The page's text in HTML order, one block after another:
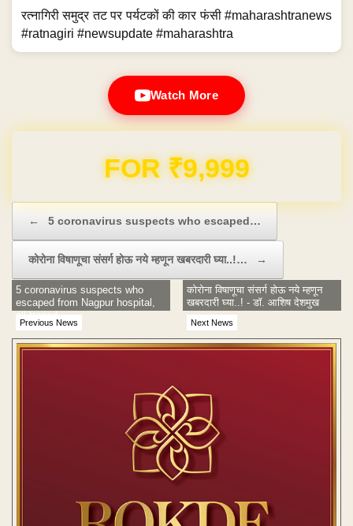
रत्नागिरी समुद्र तट पर पर्यटकों की कार फंसी #maharashtranews
#ratnagiri #newsupdate #maharashtra
Watch More
Domain & Hosting FREE for 1 Year
← 5 coronavirus suspects who escaped…
कोरोना विषाणूचा संसर्ग होऊ नये म्हणून खबरदारी घ्या..!… →
Previous News
5 coronavirus suspects who
escaped from Nagpur hospital,
all traced
Next News
कोरोना विषाणूचा संसर्ग होऊ नये म्हणून
खबरदारी घ्या..! - डॉ. आशिष देशमुख